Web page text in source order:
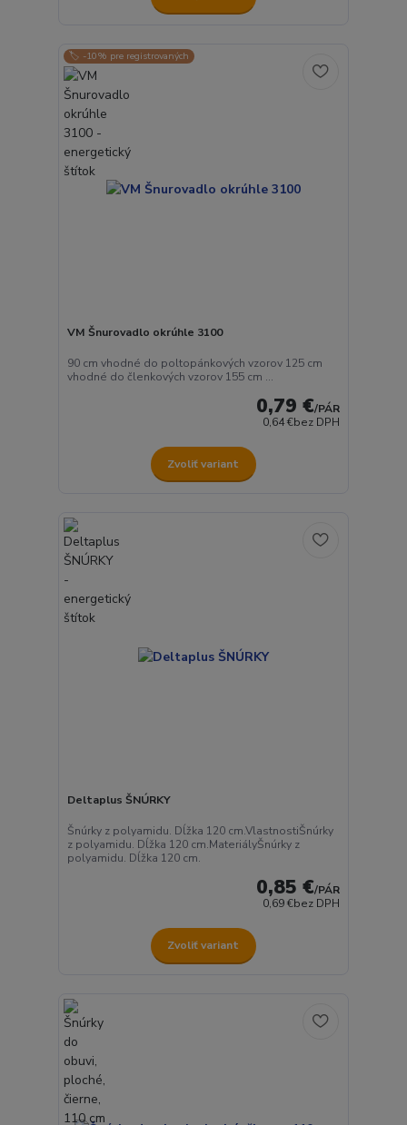
🏷️ -10% pre registrovaných
VM Šnurovadlo okrúhle 3100
90 cm vhodné do poltopánkových vzorov 125 cm
vhodné do členkových vzorov 155 cm ...
0,79 €/PÁR
0,64 €bez DPH
Zvoliť variant
Deltaplus ŠNÚRKY
Šnúrky z polyamidu. Dĺžka 120 cm.VlastnostiŠnúrky
z polyamidu. Dĺžka 120 cm.MateriályŠnúrky z
polyamidu. Dĺžka 120 cm.
0,85 €/PÁR
0,69 €bez DPH
Zvoliť variant